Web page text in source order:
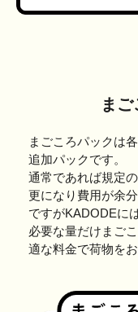
ま
まごころパックは
追加パックです。
通常であれば規定
更になり費用が余
ですがKADODEに
必要な量だけまご
適な料金で荷物を